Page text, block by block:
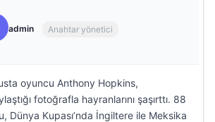
admin Anahtar yönetici
oyuncu Anthony Hopkins,
fotoğrafla hayranlarını şaşırttı. 88
Dünya Kupası’nda İngiltere ile Meksika